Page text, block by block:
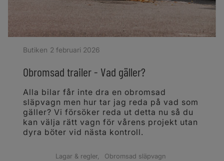
Butiken 2 februari 2026
Obromsad trailer - Vad gäller?
Alla bilar får inte dra en obromsad
släpvagn men hur tar jag reda på vad som
gäller? Vi försöker reda ut detta nu så du
kan välja rätt vagn för vårens projekt utan
dyra böter vid nästa kontroll.
Lagar & regler Obromsad släpvagn